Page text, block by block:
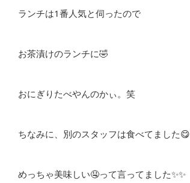
ランチは1番人気と伺ったので
お茶漬けのランチに🤣
おにぎりたべやんのかぃ。笑
ちなみに、別のスタッフは食べてました😋
めっちゃ美味しい🤤って言ってました✨✨